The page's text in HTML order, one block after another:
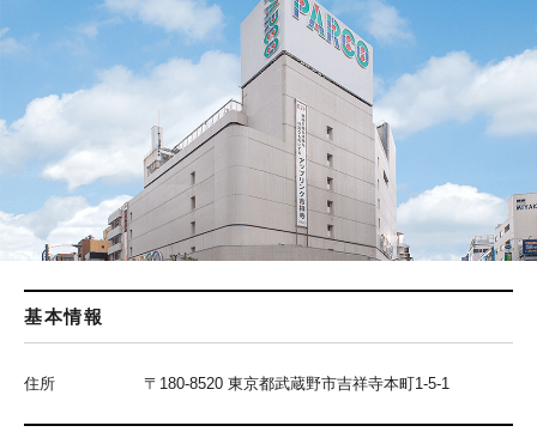
基本情報
住所 〒180-8520 東京都武蔵野市吉祥寺本町1-5-1